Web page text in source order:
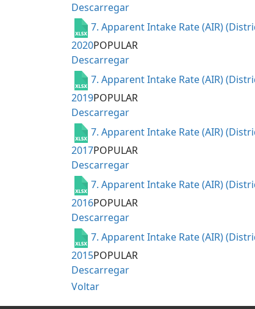
Descarregar
7. Apparent Intake Rate (AIR)
2020POPULAR
Descarregar
7. Apparent Intake Rate (AIR)
2019POPULAR
Descarregar
7. Apparent Intake Rate (AIR)
2017POPULAR
Descarregar
7. Apparent Intake Rate (AIR)
2016POPULAR
Descarregar
7. Apparent Intake Rate (AIR)
2015POPULAR
Descarregar
Voltar